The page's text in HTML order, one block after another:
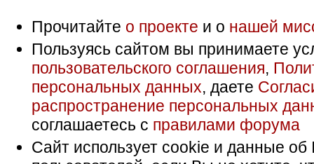
Прочитайте о проекте и о нашей
Пользуясь сайтом вы принимаете
пользовательского соглашения,
персональных данных, даете
распространение персональных
соглашаетесь с правилами форума
Сайт использует cookie и данные об